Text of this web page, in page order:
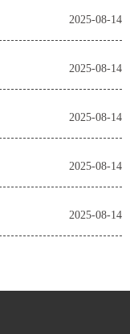
2025-08-14
2025-08-14
2025-08-14
2025-08-14
2025-08-14